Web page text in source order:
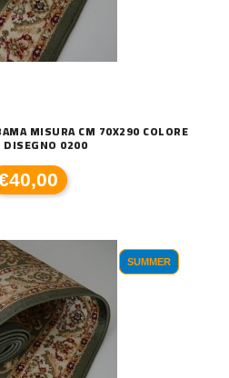
MISURA CM 70X290 COLORE
DISEGNO 0200
SUMMER